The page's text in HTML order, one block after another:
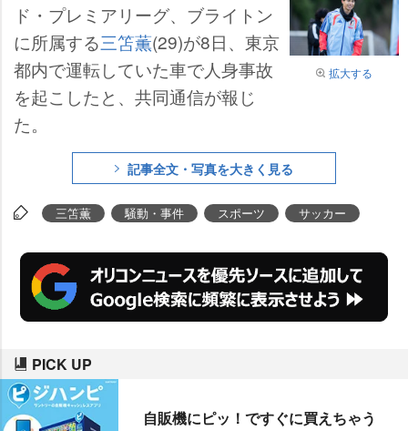
拡大する
ド・プレミアリーグ、ブライトン
に所属する三笘薫(29)が8日、東京
都内で運転していた車で人身事故
を起こしたと、共同通信が報じ
た。
記事全文・写真を大きく見る
三笘薫 騒動・事件 スポーツ サッカー
PICK UP
自販機にピッ！ですぐに買えちゃう